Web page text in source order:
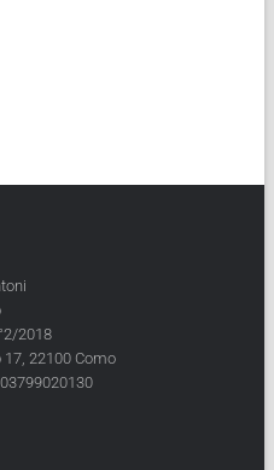
2018
22100 Como